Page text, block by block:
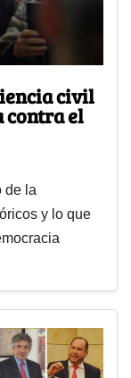
civil
contra el
de la
y lo que